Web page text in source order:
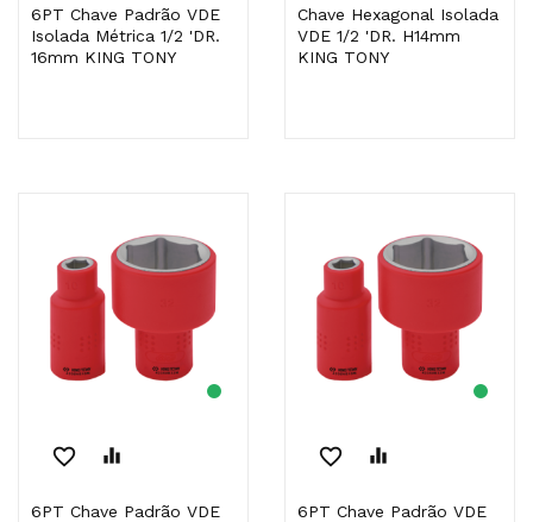
6PT Chave Padrão VDE
Isolada Métrica 1/2 'DR.
16mm KING TONY
Chave Hexagonal Isolada
VDE 1/2 'DR. H14mm
KING TONY
favorite_border equalizer
6PT Chave Padrão VDE
favorite_border equalizer
6PT Chave Padrão VDE